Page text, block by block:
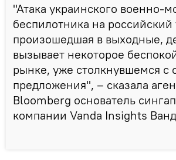
"Атака украинского военно-
беспилотника на российский
произошедшая в выходные,
вызывает некоторое
рынке, уже столкнувшемся с
предложения", – сказала
Bloomberg основатель
компании Vanda Insights